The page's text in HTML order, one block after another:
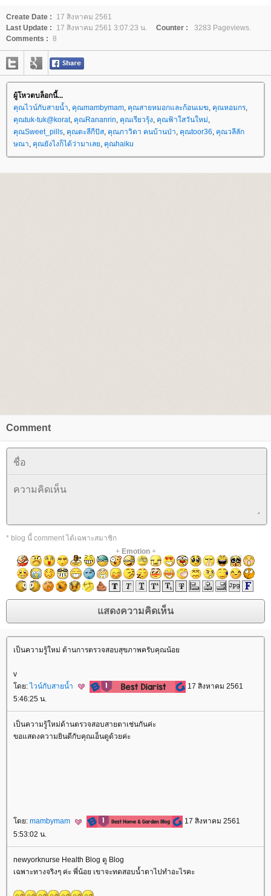
Create Date :
17 สิงหาคม 2561
Last Update :
17 สิงหาคม 2561 3:07:23 น. Counter :
3283 Pageviews.
Comments : 8
ผู้โหวตบล็อกนี้...
คุณไวน์กับสายน้ำ, คุณmambymam, คุณสายหมอกและก้อนเมฆ, คุณหอมกร,
คุณtuk-tuk@korat, คุณRananrin, คุณเรียวรุ้ง, คุณฟ้าใสวันใหม่,
คุณSweet_pills, คุณตะลีกีปัส, คุณภาวิดา คนบ้านป่า, คุณtoor36, คุณวลีลัก
ษณา, คุณยังไงก็ได้ว่ามาเล, คุณhaiku
Comment
* blog นี้ comment ได้เฉพาะสมาชิก
+ Emotion+
เป็นความรู้ใหม่ ด้านการตรวจสอบสุขภาพครับคุณน้อ
v
ดย: ไวน์กับสายน้ำ
17 สิงหาคม 2561
5:46:25 น.
เป็นความรู้ใหม่ด้านตรวจสอบสายตาเช่นกันค่ะ
ขอแสดงความยินดีกับคุณเอ็นดูด้วยค่ะ
ดย: mambymam
17 สิงหาคม 2561
5:53:02 น.
newyorknurse Health Blog ดู Blog
เฉพาะทางจริงๆ ค่ะ พี่น้อย เขาจะทดสอบน้ำตาไปทำอะไรคะ